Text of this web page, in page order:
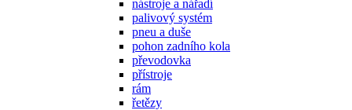
nástroje a nářadí
palivový systém
pneu a duše
pohon zadního kola
převodovka
přístroje
rám
řetězy